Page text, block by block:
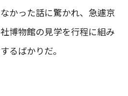
かった話に驚かれ、急遽京
博物館の見学を行程に組み
るばかりだ。